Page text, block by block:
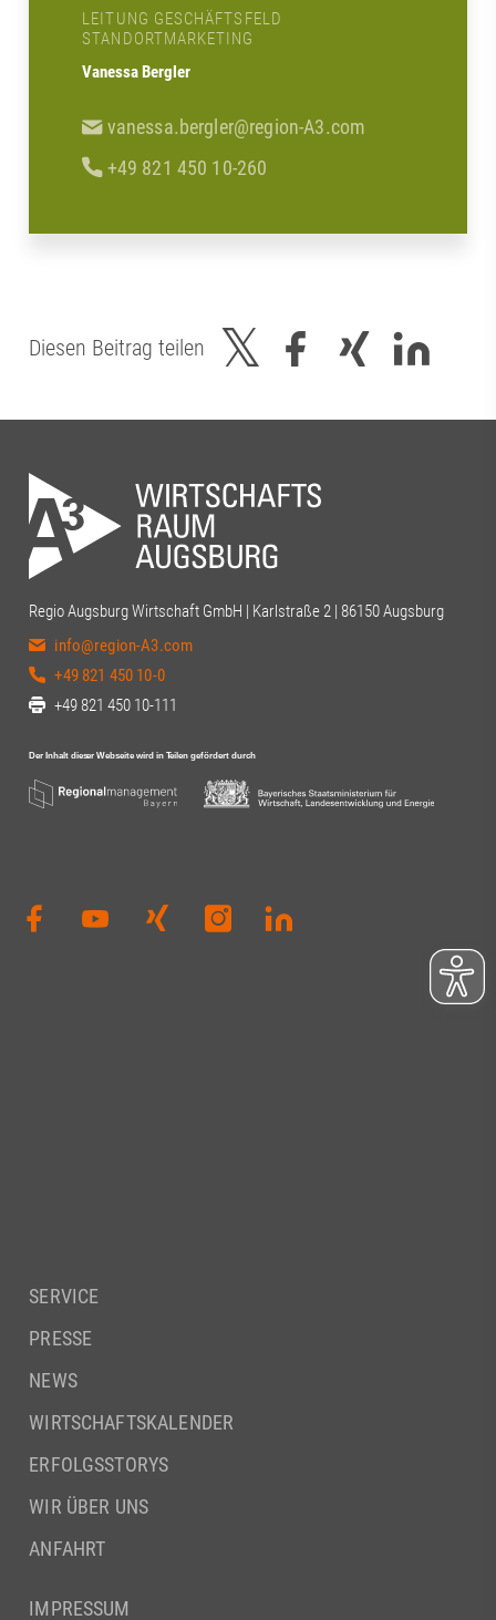
LEITUNG GESCHÄFTSFELD
STANDORTMARKETING
Vanessa Bergler
vanessa.bergler@region-A3.com
+49 821 450 10-260
Diesen Beitrag teilen
Regio Augsburg Wirtschaft GmbH | Karlstraße 2 | 86150 Augsburg
info@region-A3.com
+49 821 450 10-0
+49 821 450 10-111
SERVICE
PRESSE
NEWS
WIRTSCHAFTSKALENDER
ERFOLGSSTORYS
WIR ÜBER UNS
ANFAHRT
IMPRESSUM